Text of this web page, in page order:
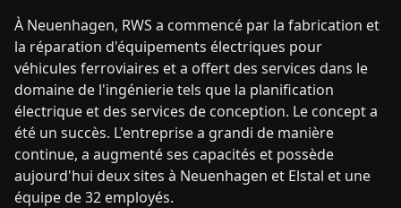
À Neuenhagen, RWS a commencé par la fabrication et
la réparation d'équipements électriques pour
véhicules ferroviaires et a offert des services dans le
domaine de l'ingénierie tels que la planification
électrique et des services de conception. Le concept a
été un succès. L'entreprise a grandi de manière
continue, a augmenté ses capacités et possède
aujourd'hui deux sites à Neuenhagen et Elstal et une
équipe de 32 employés.